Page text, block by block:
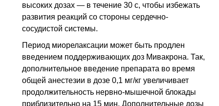
высоких дозах — в течение 30 с, чтобы избежать
развития реакций со стороны сердечно-
сосудистой системы.
Период миорелаксации может быть продлен
введением поддерживающих доз Мивакрона. Так,
дополнительное введение препарата во время
общей анестезии в дозе 0,1 мг/кг увеличивает
продолжительность нервно-мышечной блокады
приблизительно на 15 мин. Дополнительные дозы